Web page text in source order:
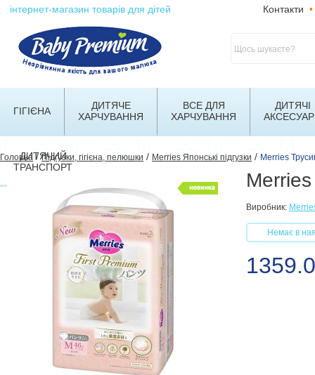
інтернет-магазин товарів для дітей Контакти •
ГІГІЄНА
ДИТЯЧЕ
ХАРЧУВАННЯ
ВСЕ ДЛЯ
ХАРЧУВАННЯ
ДИТЯЧІ
ДИТЯЧИЙ
ТРАНСПОРТ
Головна/Підгузки, гігієна, пелюшки / Merries Японські підгузки / Merries
Виробник:
Немає в